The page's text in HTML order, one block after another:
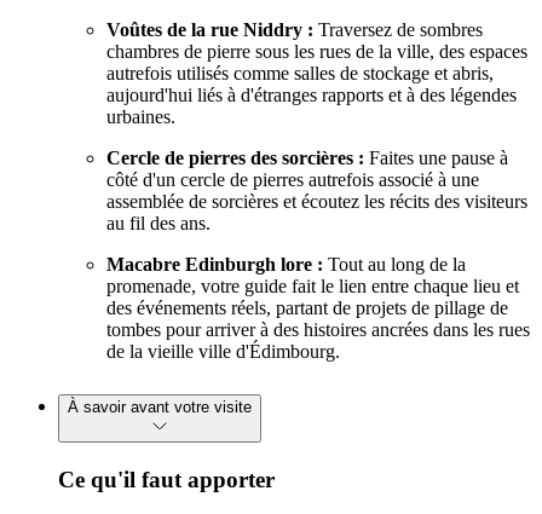
Voûtes de la rue Niddry : Traversez de sombres
chambres de pierre sous les rues de la ville, des espaces
autrefois utilisés comme salles de stockage et abris,
aujourd'hui liés à d'étranges rapports et à des légendes
urbaines.
Cercle de pierres des sorcières : Faites une pause à
côté d'un cercle de pierres autrefois associé à une
assemblée de sorcières et écoutez les récits des visiteurs
au fil des ans.
Macabre Edinburgh lore : Tout au long de la
promenade, votre guide fait le lien entre chaque lieu et
des événements réels, partant de projets de pillage de
tombes pour arriver à des histoires ancrées dans les rues
de la vieille ville d'Édimbourg.
À savoir avant votre visite
Ce qu'il faut apporter